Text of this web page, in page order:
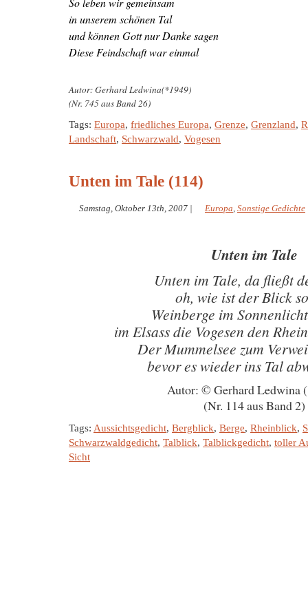
in unserem schönen Tal
und können Gott nur Danke sagen
Autor: Gerhard Ledwina(*1949)
(Nr. 745 aus Band 26)
Tags: Europa, friedliches Europa, Grenze, Grenzland,
Landschaft, Schwarzwald, Vogesen
Unten im Tale (114)
Samstag, Oktober 13th, 2007 | Europa, Sonstige Gedichte
Unten im Tale
Unten im Tale, da fließt
oh, wie ist der Blick
Weinberge im
im Elsass die Vogesen den
Der Mummelsee zum
bevor es wieder ins Tal
Autor: © Gerhard Ledwina
(Nr. 114 aus Band 2)
Tags: Aussichtsgedicht, Bergblick, Berge, Rheinblick,
Schwarzwaldgedicht, Talblick, Talblickgedicht, toller
Sicht